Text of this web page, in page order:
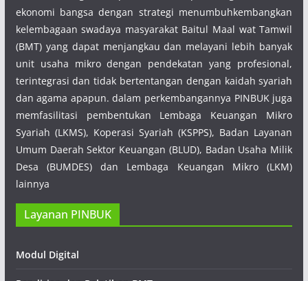
ekonomi bangsa dengan strategi menumbuhkembangkan
kelembagaan swadaya masyarakat Baitul Maal wat Tamwil
(BMT) yang dapat menjangkau dan melayani lebih banyak
unit usaha mikro dengan pendekatan yang profesional,
terintegrasi dan tidak bertentangan dengan kaidah syariah
dan agama apapun. dalam perkembangannya PINBUK juga
memfasilitasi pembentukan Lembaga Keuangan Mikro
Syariah (LKMS), Koperasi Syariah (KSPPS), Badan Layanan
Umum Daerah Sektor Keuangan (BLUD), Badan Usaha Milik
Desa (BUMDES) dan Lembaga Keuangan Mikro (LKM)
lainnya
Layanan PINBUK
Modul Digital